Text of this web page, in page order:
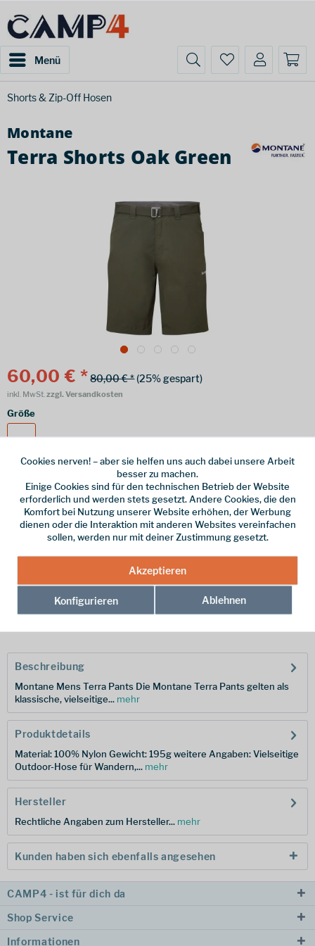
Menü
Shorts & Zip-Off Hosen
Montane
Terra Shorts Oak Green
60,00 € * 80,00 € *(25% gespart)
inkl. MwSt.zzgl. Versandkosten
Größe
36
Online bestellen Ladenabholung
vorrätig | Lieferzeit 1-3 Werktage
Beschreibung
Montane Mens Terra Pants Die Montane Terra Pants gelten als
klassische, vielseitige... mehr
Produktdetails
Material: 100% Nylon Gewicht: 195g weitere Angaben: Vielseitige
Outdoor-Hose für Wandern,... mehr
Hersteller
Rechtliche Angaben zum Hersteller... mehr
Kunden haben sich ebenfalls angesehen
CAMP4 - ist für dich da
Shop Service
Informationen
Cookies nerven! – aber sie helfen uns auch dabei unsere Arbeit
besser zu machen.
Einige Cookies sind für den technischen Betrieb der Website
erforderlich und werden stets gesetzt. Andere Cookies, die den
Komfort bei Nutzung unserer Website erhöhen, der Werbung
dienen oder die Interaktion mit anderen Websites vereinfachen
sollen, werden nur mit deiner Zustimmung gesetzt.
Akzeptieren
Konfigurieren Ablehnen